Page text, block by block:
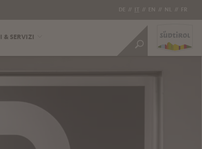
DE // IT // EN // NL // FR
& SERVIZI